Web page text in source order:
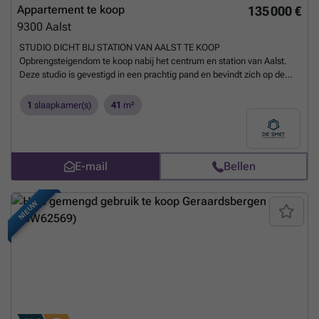
mogelijkheden op een rustige maar centrale ligging? Reageer via de
advertentie voor meer informatie of een bezoek. Wij nemen zelf
contact met u op om een afspraak in te plannen.
135 000 €
Appartement te koop
9300 Aalst
STUDIO DICHT BIJ STATION VAN AALST TE KOOP
Opbrengsteigendom te koop nabij het centrum en station van Aalst.
Deze studio is gevestigd in een prachtig pand en bevindt zich op de
badkamer voorzien van toilet, lavabomeubel en douche. Ruime
advertentie te reageren, wij bellen u zelf op om een afspraak in te
Meer weten?
1 slaapkamer(s) 41 m²
E-mail Bellen
NIEUW